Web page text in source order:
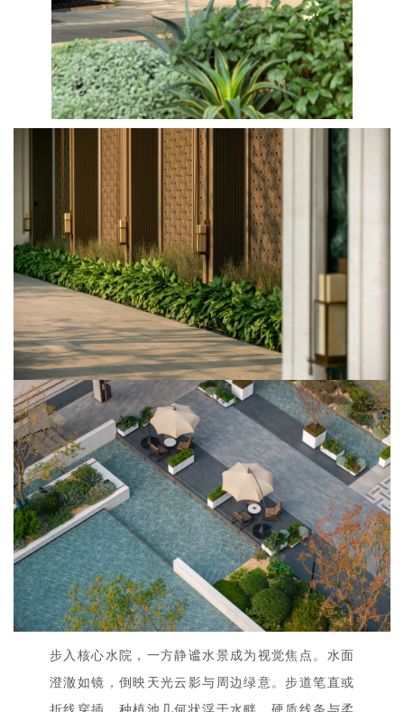
步入核心水院，一方静谧水景成为视觉焦点。水面
澄澈如镜，倒映天光云影与周边绿意。步道笔直或
折线穿插，种植池几何状浮于水畔，硬质线条与柔